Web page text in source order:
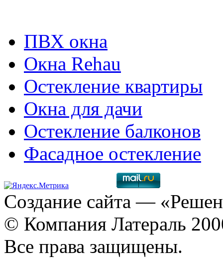
ПВХ окна
Окна Rehau
Остекление квартиры
Окна для дачи
Остекление балконов
Фасадное остекление
Создание сайта —
© Компания Латераль
Все права защищены.